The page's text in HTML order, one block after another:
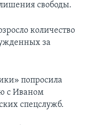
свободы.
количество
за
попросила
с Иваном
спецслужб.